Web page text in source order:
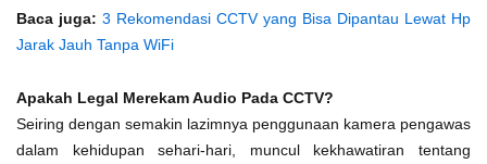
Baca juga: 3 Rekomendasi CCTV yang Bisa Dipantau Lewat Hp
Jarak Jauh Tanpa WiFi
Apakah Legal Merekam Audio Pada CCTV?
Seiring dengan semakin lazimnya penggunaan kamera pengawas
dalam kehidupan sehari-hari, muncul kekhawatiran tentang